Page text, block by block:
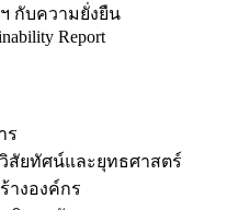
กับความยั่งยืน
Report
ร
วิสัยทัศน์และยุทธศาสตร์
างองค์กร